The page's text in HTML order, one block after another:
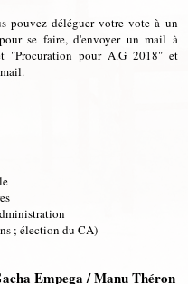
pouvez déléguer votre vote à un
se faire, d'envoyer un mail à
"Procuration pour A.G 2018" et
; élection du CA)
Empega / Manu Théron